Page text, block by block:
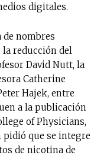
digitales.
nombres
reducción del
David Nutt, la
Catherine
Hajek, entre
a la publicación
of Physicians,
pidió que se integre
de nicotina de